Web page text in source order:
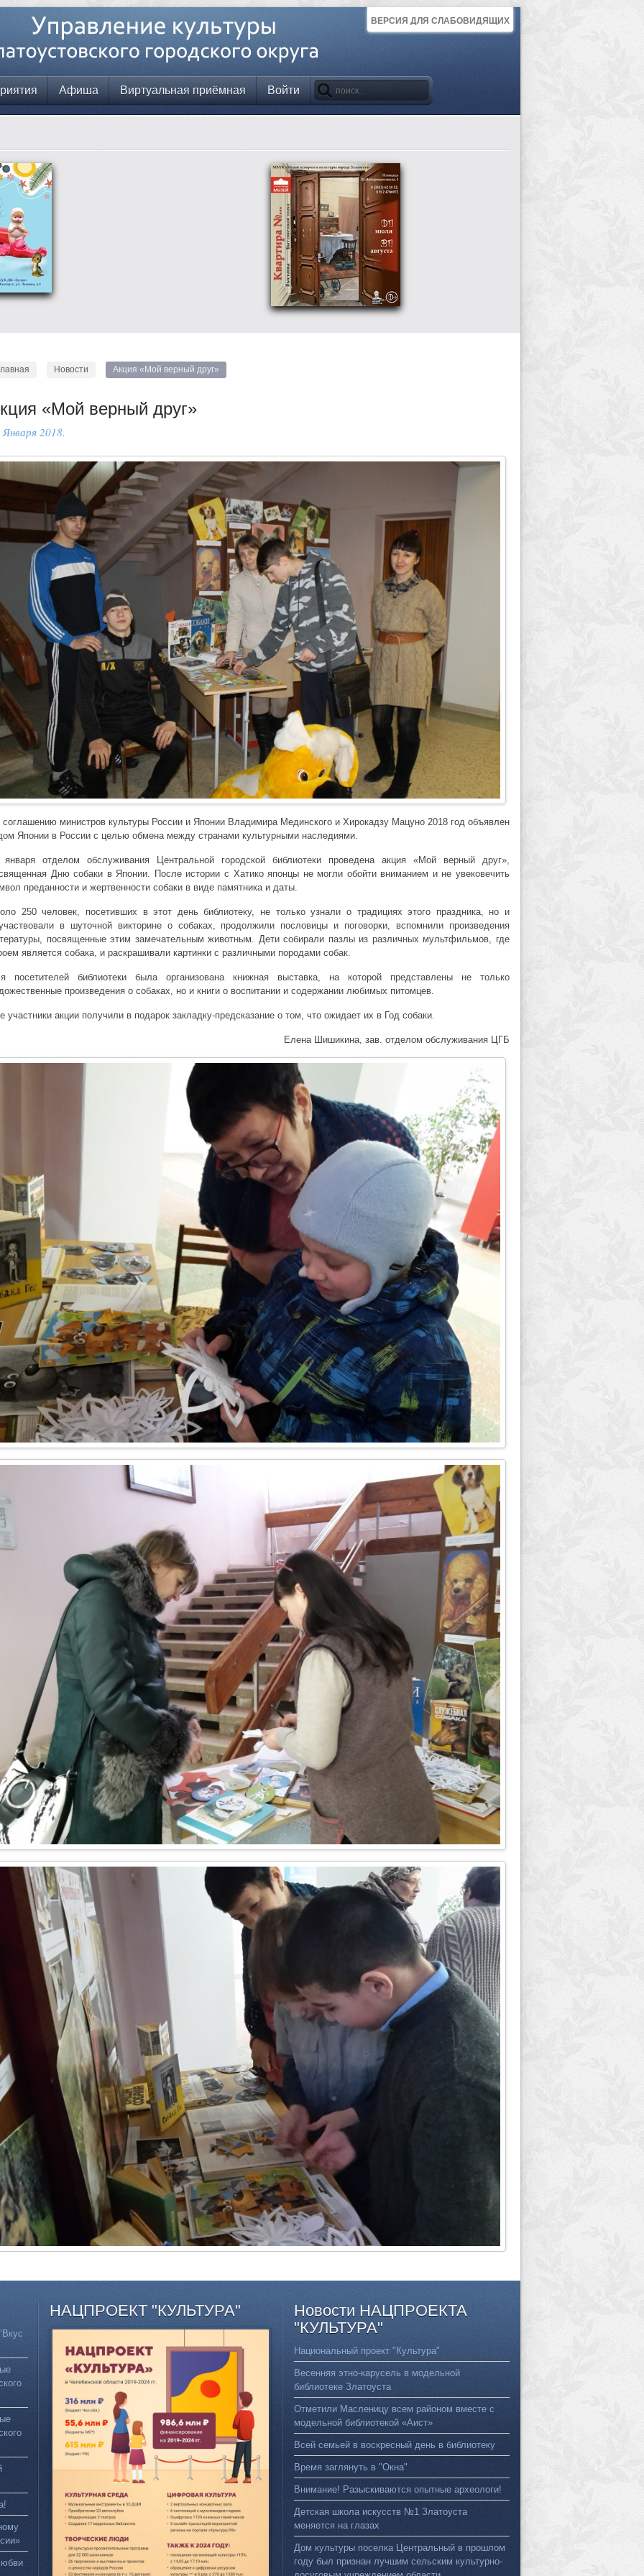
ВЕРСИЯ ДЛЯ СЛАБОВИДЯЩИХ
Афиша Виртуальная приёмная Войти
Новости Акция «Мой верный друг»
«Мой верный друг»
Января 2018.
соглашению министров культуры России и Японии Владимира Мединского и Хирокадзу Мацуно 2018 год объявлен
Японии в России с целью обмена между странами культурными наследиями.
января отделом обслуживания Центральной городской библиотеки проведена акция «Мой верный друг»,
Дню собаки в Японии. После истории с Хатико японцы не могли обойти вниманием и не увековечить
преданности и жертвенности собаки в виде памятника и даты.
250 человек, посетивших в этот день библиотеку, не только узнали о традициях этого праздника, но и
в шуточной викторине о собаках, продолжили пословицы и поговорки, вспомнили произведения
посвященные этим замечательным животным. Дети собирали пазлы из различных мультфильмов, где
является собака, и раскрашивали картинки с различными породами собак.
посетителей библиотеки была организована книжная выставка, на которой представлены не только
произведения о собаках, но и книги о воспитании и содержании любимых питомцев.
участники акции получили в подарок закладку-предсказание о том, что ожидает их в Год собаки.
Елена Шишикина, зав. отделом обслуживания ЦГБ
НАЦПРОЕКТ "КУЛЬТУРА" Новости НАЦПРОЕКТА
"КУЛЬТУРА"
Национальный проект "Культура"
Весенняя этно-карусель в модельной
библиотеке Златоуста
Отметили Масленицу всем районом вместе с
модельной библиотекой «Аист»
Всей семьей в воскресный день в библиотеку
Время заглянуть в "Окна"
Внимание! Разыскиваются опытные археологи!
Детская школа искусств №1 Златоуста
меняется на глазах
Дом культуры поселка Центральный в прошлом
году был признан лучшим сельским культурно-